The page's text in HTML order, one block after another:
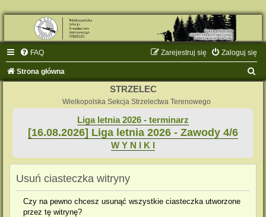
FAQ Zaloguj się
Zarejestruj się
Strona główna
STRZELEC
Wielkopolska Sekcja Strzelectwa Terenowego
Liga letnia 2026 - terminarz
[16.08.2026] Liga letnia 2026 - Zawody 4/6
W Y N I K I
Usuń ciasteczka witryny
Czy na pewno chcesz usunąć wszystkie ciasteczka utworzone
przez tę witrynę?